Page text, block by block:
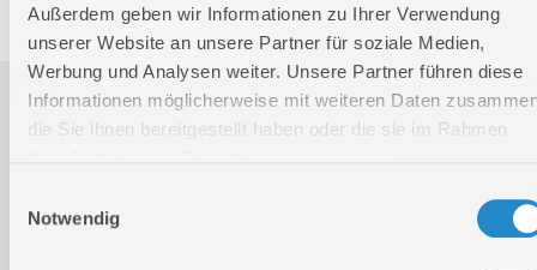
Außerdem geben wir Informationen zu Ihrer Verwendung
unserer Website an unsere Partner für soziale Medien,
Werbung und Analysen weiter. Unsere Partner führen diese
Informationen möglicherweise mit weiteren Daten
die Sie ihnen bereitgestellt haben oder die sie im Rahmen
Notwendig
Downloads